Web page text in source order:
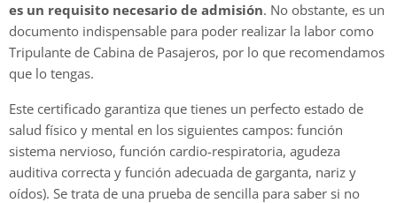
es un requisito necesario de admisión. No obstante, es un
documento indispensable para poder realizar la labor como
Tripulante de Cabina de Pasajeros, por lo que recomendamos
que lo tengas.
Este certificado garantiza que tienes un perfecto estado de
salud físico y mental en los siguientes campos: función
sistema nervioso, función cardio-respiratoria, agudeza
auditiva correcta y función adecuada de garganta, nariz y
oídos). Se trata de una prueba de sencilla para saber si no